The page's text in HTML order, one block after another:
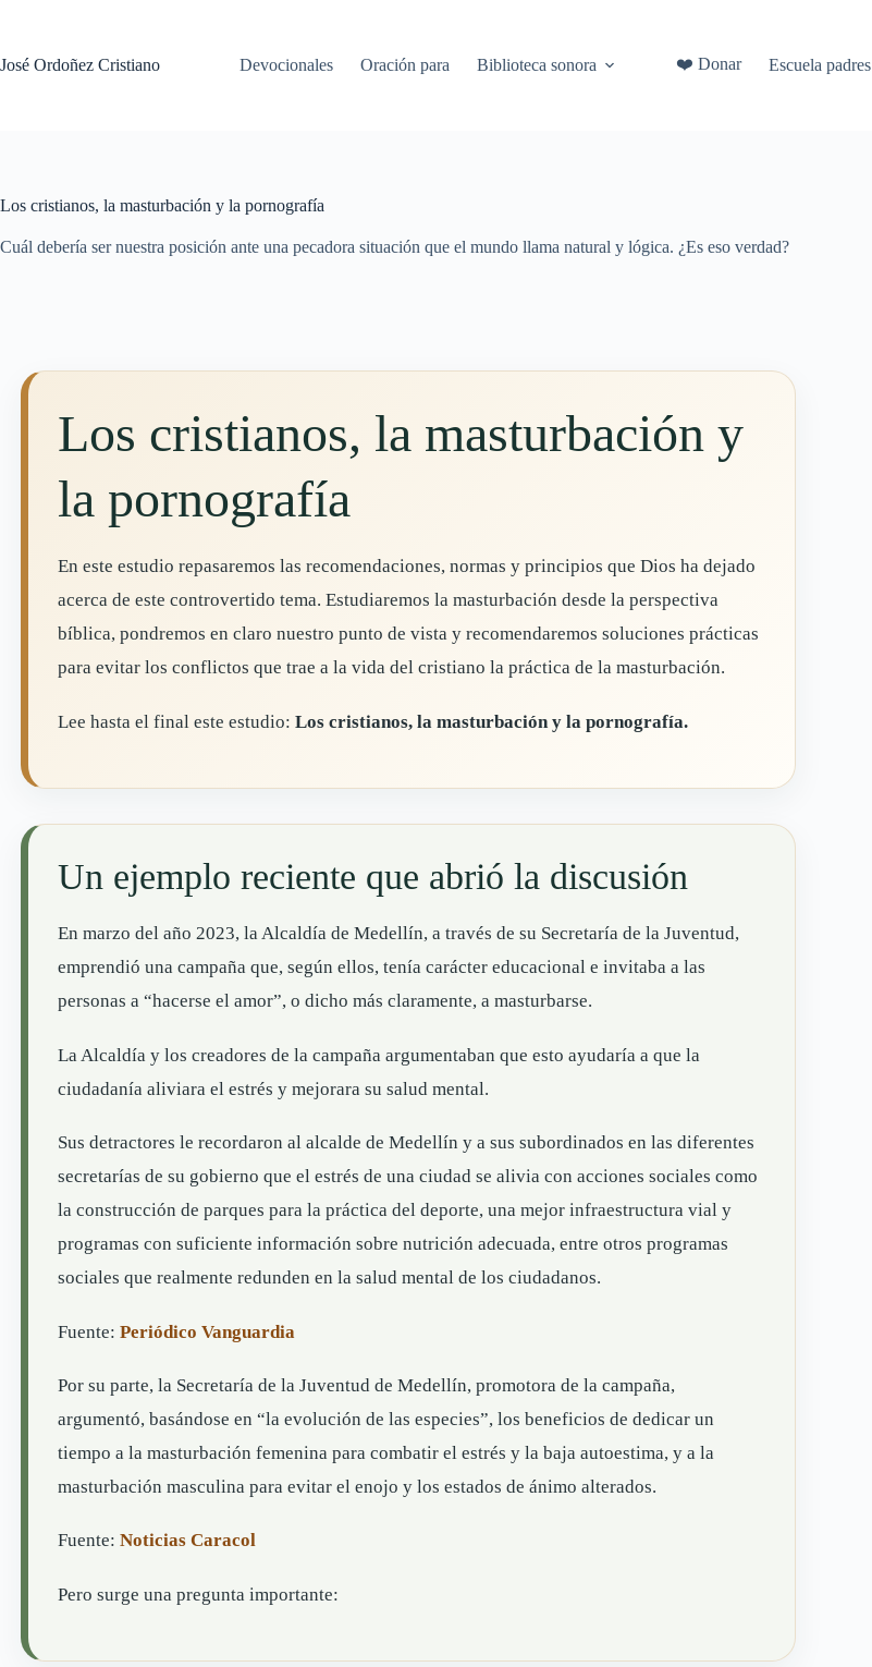
José Ordoñez Cristiano
Devocionales Oración para Biblioteca sonora ❤️ Donar Escuela padres
Los cristianos, la masturbación y la pornografía
Cuál debería ser nuestra posición ante una pecadora situación que el mundo llama natural y lógica. ¿Es eso verdad?
Los cristianos, la masturbación y
la pornografía
En este estudio repasaremos las recomendaciones, normas y principios que Dios ha dejado
acerca de este controvertido tema. Estudiaremos la masturbación desde la perspectiva
bíblica, pondremos en claro nuestro punto de vista y recomendaremos soluciones prácticas
para evitar los conflictos que trae a la vida del cristiano la práctica de la masturbación.
Lee hasta el final este estudio:Los cristianos, la masturbación y la pornografía.
Un ejemplo reciente que abrió la discusión
En marzo del año 2023, la Alcaldía de Medellín, a través de su Secretaría de la Juventud,
emprendió una campaña que, según ellos, tenía carácter educacional e invitaba a las
personas a “hacerse el amor”, o dicho más claramente, a masturbarse.
La Alcaldía y los creadores de la campaña argumentaban que esto ayudaría a que la
ciudadanía aliviara el estrés y mejorara su salud mental.
Sus detractores le recordaron al alcalde de Medellín y a sus subordinados en las diferentes
secretarías de su gobierno que el estrés de una ciudad se alivia con acciones sociales como
la construcción de parques para la práctica del deporte, una mejor infraestructura vial y
programas con suficiente información sobre nutrición adecuada, entre otros programas
sociales que realmente redunden en la salud mental de los ciudadanos.
Fuente:Periódico Vanguardia
Por su parte, la Secretaría de la Juventud de Medellín, promotora de la campaña,
argumentó, basándose en “la evolución de las especies”, los beneficios de dedicar un
tiempo a la masturbación femenina para combatir el estrés y la baja autoestima, y a la
masturbación masculina para evitar el enojo y los estados de ánimo alterados.
Fuente:Noticias Caracol
Pero surge una pregunta importante: